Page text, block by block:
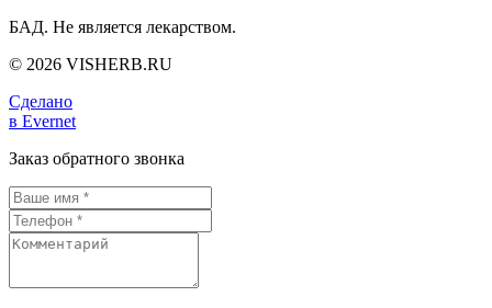
БАД. Не является лекарством.
© 2026 VISHERB.RU
Сделано
в Evernet
Заказ обратного звонка